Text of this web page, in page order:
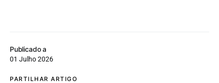
Publicado a
01 Julho 2026
PARTILHAR ARTIGO